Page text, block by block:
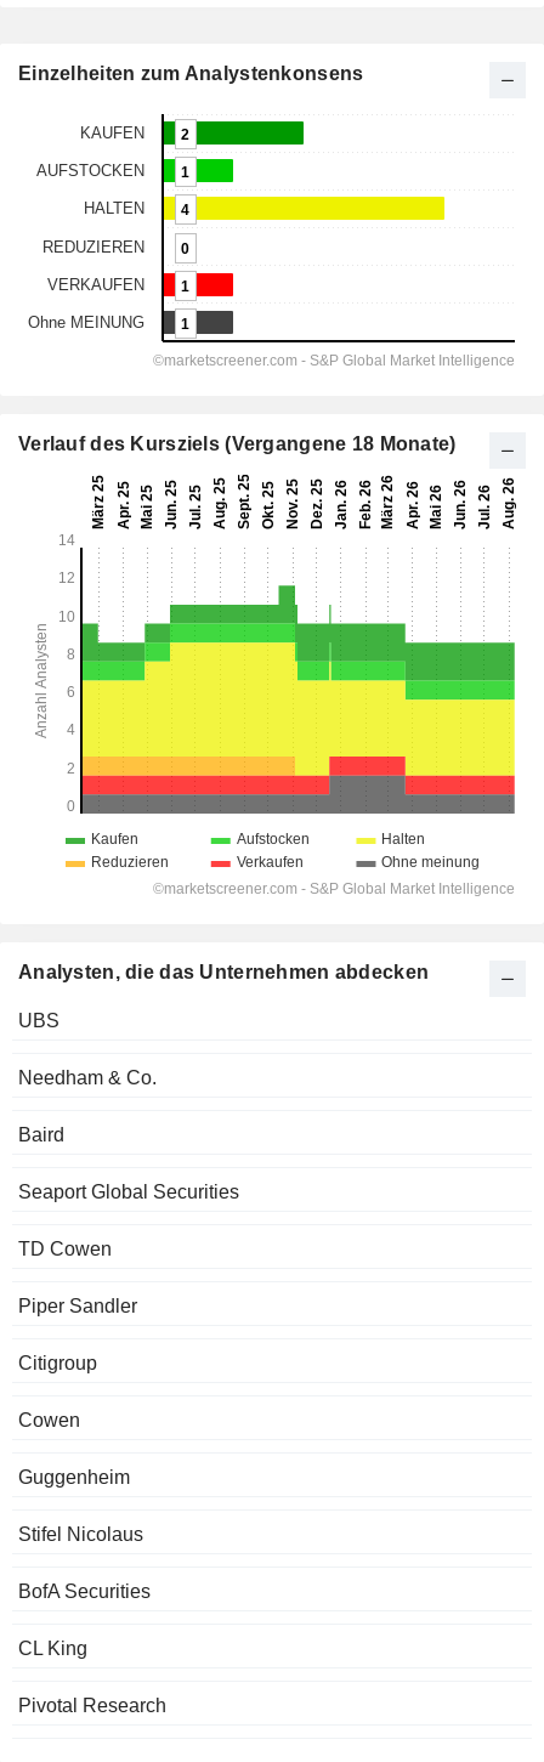
Einzelheiten zum Analystenkonsens
Verlauf des Kursziels (Vergangene 18 Monate)
Analysten, die das Unternehmen abdecken
UBS
Needham & Co.
Baird
Seaport Global Securities
TD Cowen
Piper Sandler
Citigroup
Cowen
Guggenheim
Stifel Nicolaus
BofA Securities
CL King
Pivotal Research